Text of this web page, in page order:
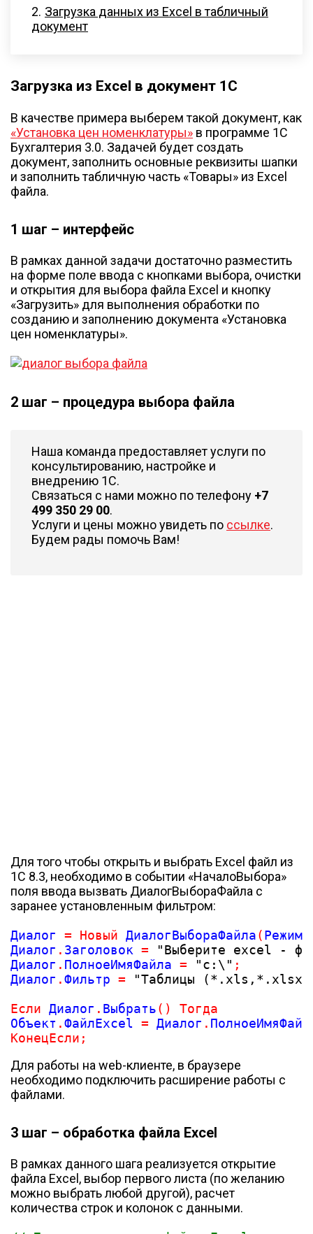
Загрузка данных из Excel в табличный
документ
Загрузка из Excel в документ 1С
В качестве примера выберем такой документ, как
«Установка цен номенклатуры» в программе 1С
Бухгалтерия 3.0. Задачей будет создать
документ, заполнить основные реквизиты шапки
и заполнить табличную часть «Товары» из Excel
файла.
1 шаг – интерфейс
В рамках данной задачи достаточно разместить
на форме поле ввода с кнопками выбора, очистки
и открытия для выбора файла Excel и кнопку
«Загрузить» для выполнения обработки по
созданию и заполнению документа «Установка
цен номенклатуры».
2 шаг – процедура выбора файла
Наша команда предоставляет услуги по
консультированию, настройке и
внедрению 1С.
Связаться с нами можно по телефону +7
499 350 29 00.
Услуги и цены можно увидеть по ссылке.
Будем рады помочь Вам!
Для того чтобы открыть и выбрать Excel файл из
1С 8.3, необходимо в событии «НачалоВыбора»
поля ввода вызвать ДиалогВыбораФайла с
заранее установленным фильтром:
Диалог = Новый ДиалогВыбораФайла(
Диалог . Заголовок =
"Выберите excel -
Диалог . ПолноеИмяФайла = "c:\" ;
Диалог .Фильтр =
"Таблицы
Если Диалог . Выбрать( )
Тогда
Объект .ФайлExcel = Диалог .
КонецЕсли ;
Для работы на web-клиенте, в браузере
необходимо подключить расширение работы с
файлами.
3 шаг – обработка файла Excel
В рамках данного шага реализуется открытие
файла Excel, выбор первого листа (по желанию
можно выбрать любой другой), расчет
количества строк и колонок с данными.